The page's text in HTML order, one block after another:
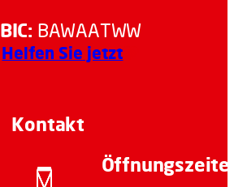
BIC: BAWAATWW
Helfen Sie jetzt
Kontakt